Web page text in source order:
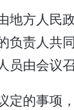
地方人民
负责人共
员由会议
定的事项